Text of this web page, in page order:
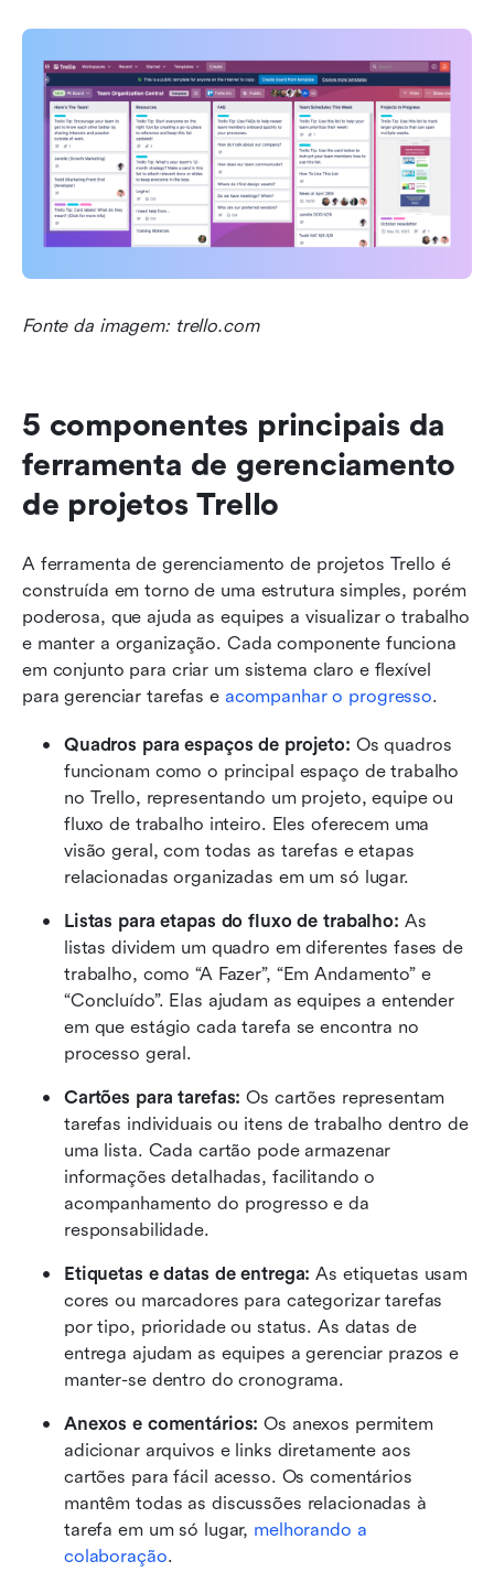
Fonte da imagem: trello.com
5 componentes principais da
ferramenta de gerenciamento
de projetos Trello
A ferramenta de gerenciamento de projetos Trello é
construída em torno de uma estrutura simples, porém
poderosa, que ajuda as equipes a visualizar o trabalho
e manter a organização. Cada componente funciona
em conjunto para criar um sistema claro e flexível
para gerenciar tarefas e acompanhar o progresso.
Quadros para espaços de projeto: Os quadros
funcionam como o principal espaço de trabalho
no Trello, representando um projeto, equipe ou
fluxo de trabalho inteiro. Eles oferecem uma
visão geral, com todas as tarefas e etapas
relacionadas organizadas em um só lugar.
Listas para etapas do fluxo de trabalho: As
listas dividem um quadro em diferentes fases de
trabalho, como “A Fazer”, “Em Andamento” e
“Concluído”. Elas ajudam as equipes a entender
em que estágio cada tarefa se encontra no
processo geral.
Cartões para tarefas: Os cartões representam
tarefas individuais ou itens de trabalho dentro de
uma lista. Cada cartão pode armazenar
informações detalhadas, facilitando o
acompanhamento do progresso e da
responsabilidade.
Etiquetas e datas de entrega: As etiquetas usam
cores ou marcadores para categorizar tarefas
por tipo, prioridade ou status. As datas de
entrega ajudam as equipes a gerenciar prazos e
manter-se dentro do cronograma.
Anexos e comentários: Os anexos permitem
adicionar arquivos e links diretamente aos
cartões para fácil acesso. Os comentários
mantêm todas as discussões relacionadas à
tarefa em um só lugar, melhorando a
colaboração.